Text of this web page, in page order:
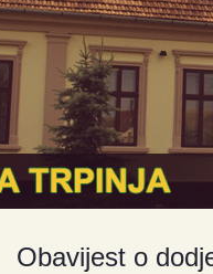
Obavijest o